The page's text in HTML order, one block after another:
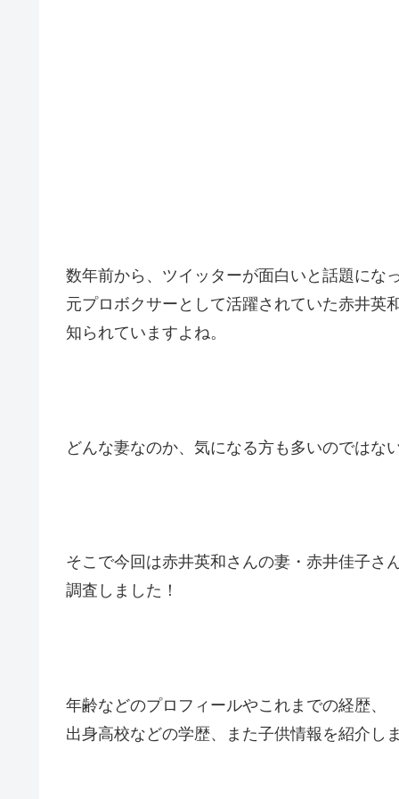
数年前から、ツイッターが面白いと話題にな
元プロボクサーとして活躍されていた赤井英
知られていますよね。
どんな妻なのか、気になる方も多いのではな
そこで今回は赤井英和さんの妻・赤井佳子さ
調査しました！
年齢などのプロフィールやこれまでの経歴、
出身高校などの学歴、また子供情報を紹介し